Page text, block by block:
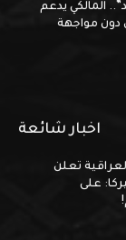
المالكي يدعم
دون مواجهة
اخبار شائعة
تعلن
على